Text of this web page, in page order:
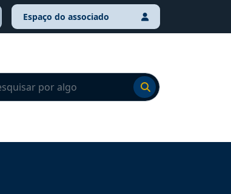
Espaço do associado
o resultado
Ir para o resultado